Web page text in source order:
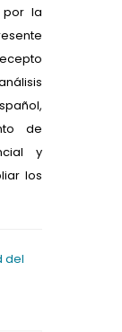
por la
de
y
los
del